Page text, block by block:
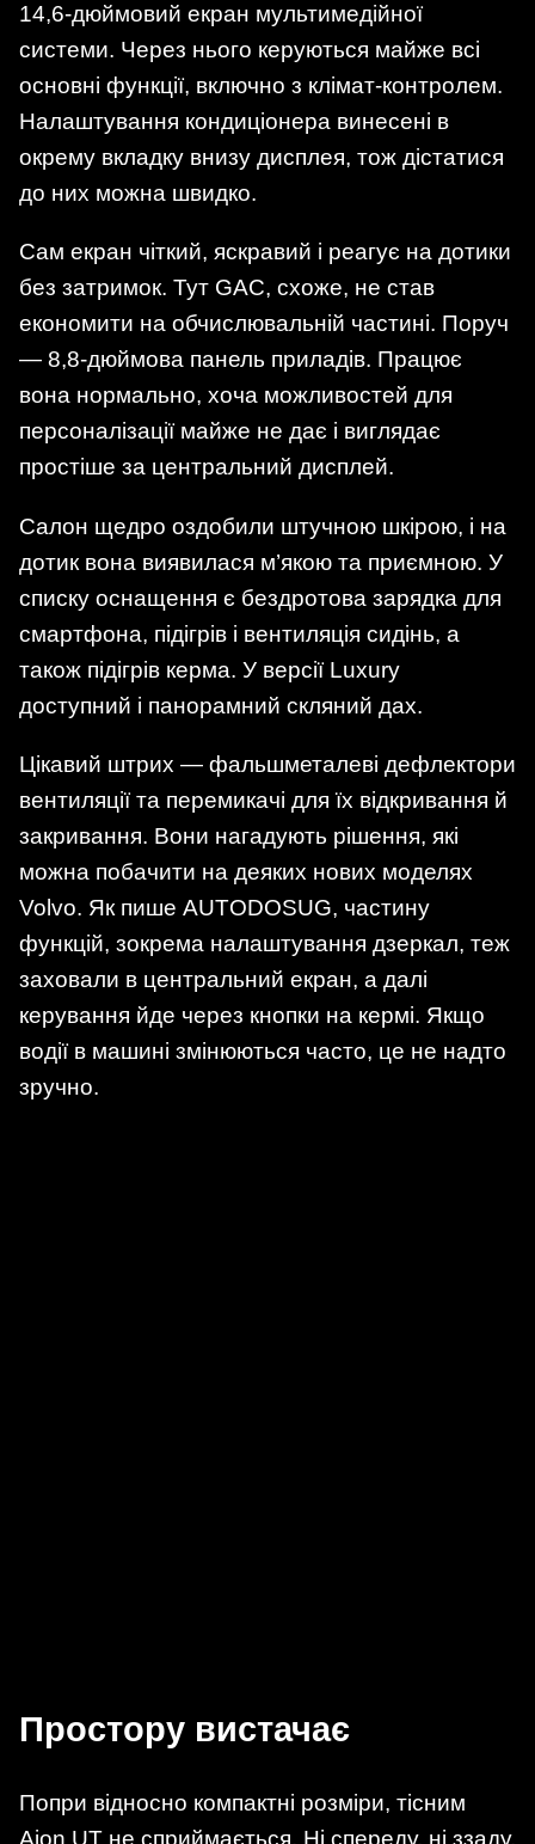
14,6-дюймовий екран мультимедійної
системи. Через нього керуються майже всі
основні функції, включно з клімат-контролем.
Налаштування кондиціонера винесені в
окрему вкладку внизу дисплея, тож дістатися
до них можна швидко.
Сам екран чіткий, яскравий і реагує на дотики
без затримок. Тут GAC, схоже, не став
економити на обчислювальній частині. Поруч
— 8,8-дюймова панель приладів. Працює
вона нормально, хоча можливостей для
персоналізації майже не дає і виглядає
простіше за центральний дисплей.
Салон щедро оздобили штучною шкірою, і на
дотик вона виявилася м’якою та приємною. У
списку оснащення є бездротова зарядка для
смартфона, підігрів і вентиляція сидінь, а
також підігрів керма. У версії Luxury
доступний і панорамний скляний дах.
Цікавий штрих — фальшметалеві дефлектори
вентиляції та перемикачі для їх відкривання й
закривання. Вони нагадують рішення, які
можна побачити на деяких нових моделях
Volvo. Як пише AUTODOSUG, частину
функцій, зокрема налаштування дзеркал, теж
заховали в центральний екран, а далі
керування йде через кнопки на кермі. Якщо
водії в машині змінюються часто, це не надто
зручно.
Простору вистачає
Попри відносно компактні розміри, тісним
Aion UT не сприймається. Ні спереду, ні ззаду.